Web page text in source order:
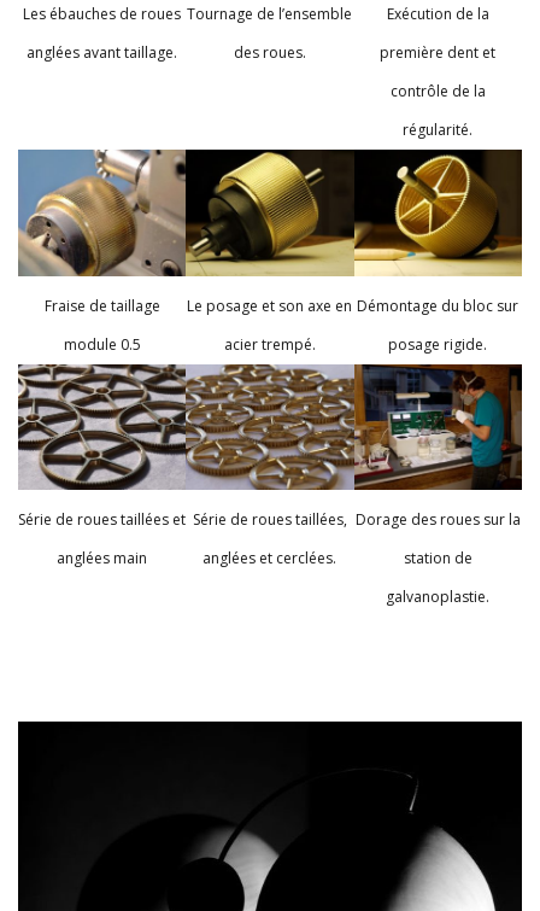
Les ébauches de roues
anglées avant taillage.
Tournage de l’ensemble
des roues.
Exécution de la
première dent et
contrôle de la
régularité.
Fraise de taillage
module 0.5
Le posage et son axe en
acier trempé.
Démontage du bloc sur
posage rigide.
Série de roues taillées et
anglées main
Série de roues taillées,
anglées et cerclées.
Dorage des roues sur la
station de
galvanoplastie.